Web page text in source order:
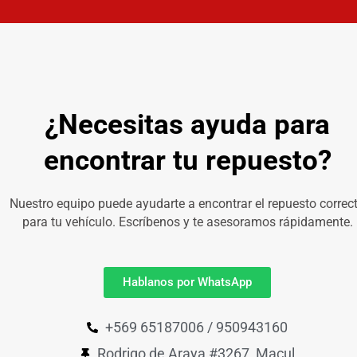
¿Necesitas ayuda para
encontrar tu repuesto?
Nuestro equipo puede ayudarte a encontrar el repuesto
para tu vehículo. Escríbenos y te asesoramos rápidamente.
Hablanos por WhatsApp
+569 65187006 / 950943160
Rodrigo de Araya #3267, Macul